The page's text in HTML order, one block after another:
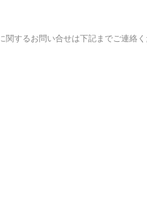
するお問い合せは下記までご連絡く